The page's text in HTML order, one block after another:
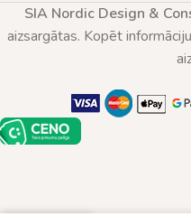
SIA Nordic Design &
aizsargātas. Kopēt